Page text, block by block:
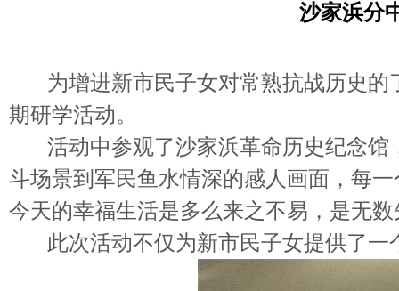
沙家浜分
为增进新市民子女对常熟抗战历史
期研学活动。
活动中参观了沙家浜革命历史纪念
斗场景到军民鱼水情深的感人画面，每
今天的幸福生活是多么来之不易，是无
此次活动不仅为新市民子女提供了